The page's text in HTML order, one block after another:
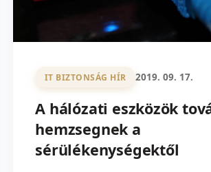
IT BIZTONSÁG HÍR 2019. 09. 17.
A hálózati eszközök
hemzsegnek a
sérülékenységektől